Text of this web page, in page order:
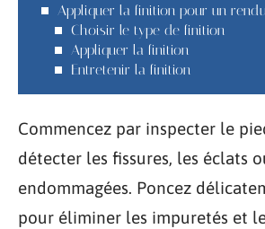
Appliquer la finition pour un
Choisir le type de finition
Appliquer la finition
Entretenir la finition
Commencez par inspecter le
détecter les fissures, les éclats
endommagées. Poncez
pour éliminer les impuretés et